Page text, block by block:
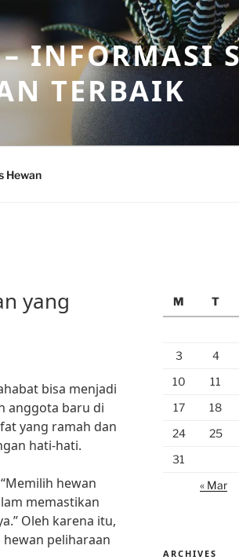
INFORMASI
TERBAIK
Hewan
yang
bisa menjadi
anggota baru di
yang ramah dan
hati-hati.
hewan
memastikan
Oleh karena itu,
peliharaan
M
T
3
4
10
11
17
18
24
25
31
« Mar
ARCHIVES